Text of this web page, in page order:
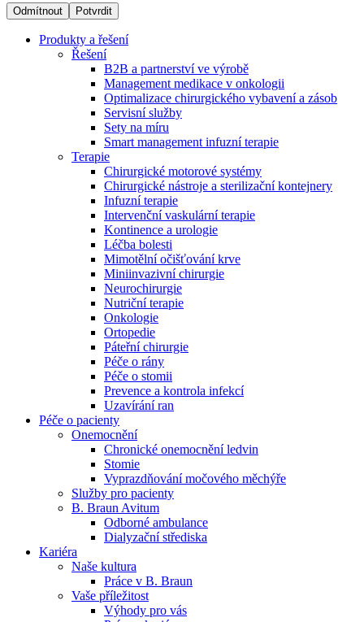
Produktový katalog​
Objevte naše produkty. Navštivte produktový katalog B.
Braun s našim kompletním produktovým portfoliem.
Odborné ambulance
Naše specializované ambulance jsou tu pro vás. Zvolte
specializaci a město, které potřebujete, a objednejte se do naší
ambulance.
Zůstaňte v dialogu s B. Braun. ​Kontaktujte nás.​
Odmítnout Potvrdit
Produkty a řešení
Řešení
B2B a partnerství ve výrobě
Management medikace v onkologii
Optimalizace chirurgického vybavení a zásob
Servisní služby
Sety na míru
Smart management infuzní terapie​
Terapie
Chirurgické motorové systémy
Chirurgické nástroje a sterilizační kontejnery
Infuzní terapie
Intervenční vaskulární terapie
Kontinence a urologie
Léčba bolesti
Mimotělní očišťování krve
Miniinvazivní chirurgie
Neurochirurgie
Nutriční terapie
Onkologie
Ortopedie
Páteřní chirurgie
Péče o rány
Péče o stomii
Prevence a kontrola infekcí
Uzavírání ran
Péče o pacienty
Onemocnění
Chronické onemocnění ledvin
Stomie
Vyprazdňování močového měchýře
Služby pro pacienty
B. Braun Avitum
Odborné ambulance
Dialyzační střediska
Kariéra
Naše kultura
Práce v B. Braun
Vaše příležitost​
Výhody pro vás